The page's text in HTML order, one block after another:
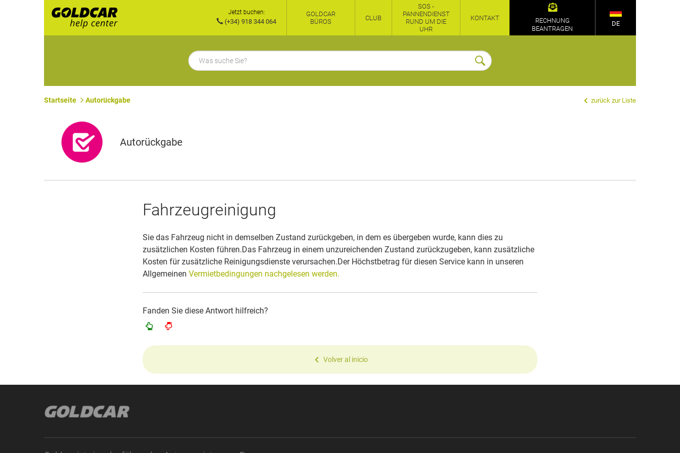
Jetzt buchen:
(+34) 918 344 064
GOLDCAR
BÜROS
CLUB
SOS -
PANNENDIENST
RUND UM DIE
UHR
KONTAKT
RECHNUNG
BEANTRAGEN
DE
Startseite Autorückgabe zurück zur Liste
Autorückgabe
Fahrzeugreinigung
Sie das Fahrzeug nicht in demselben Zustand zurückgeben, in dem es übergeben wurde, kann dies zu
zusätzlichen Kosten führen.Das Fahrzeug in einem unzureichenden Zustand zurückzugeben, kann zusätzliche
Kosten für zusätzliche Reinigungsdienste verursachen.Der Höchstbetrag für diesen Service kann in unseren
Allgemeinen Vermietbedingungen nachgelesen werden.
Fanden Sie diese Antwort hilfreich?
Volver al inicio